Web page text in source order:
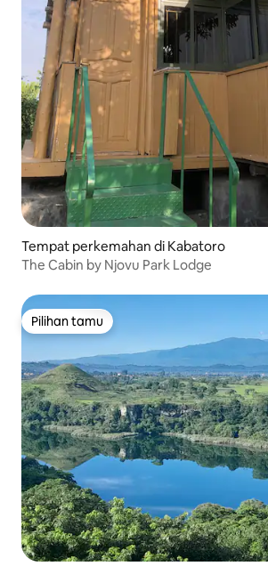
Tempat perkemahan di Kabatoro
The Cabin by Njovu Park Lodge
Pilihan tamu
Pilihan tamu